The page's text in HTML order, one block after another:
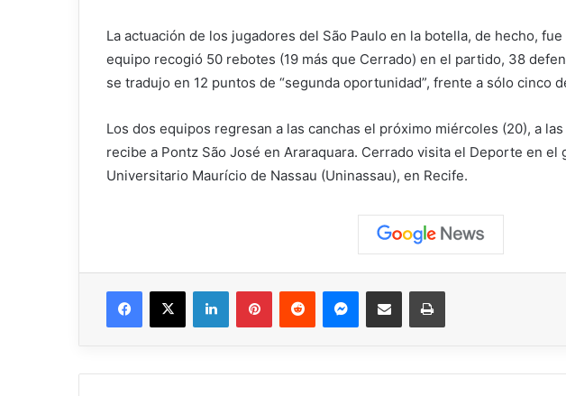
La actuación de los jugadores del São Paulo en la botella, de hecho,
equipo recogió 50 rebotes (19 más que Cerrado) en el partido, 38
se tradujo en 12 puntos de “segunda oportunidad”, frente a sólo cinco
Los dos equipos regresan a las canchas el próximo miércoles (20), a
recibe a Pontz São José en Araraquara. Cerrado visita el Deporte en el
Universitario Maurício de Nassau (Uninassau), en Recife.
Facebook
X LinkedInPinterestReddit MessengerCompartir vía correo electrónicoImprimir